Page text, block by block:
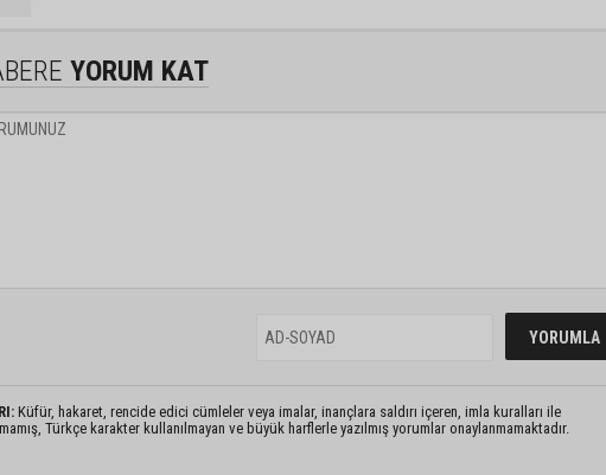
YORUM KAT
Küfür, hakaret, rencide edici cümleler veya imalar, inançlara saldırı içeren, imla kuralları ile
Türkçe karakter kullanılmayan ve büyük harflerle yazılmış yorumlar onaylanmamaktadır.